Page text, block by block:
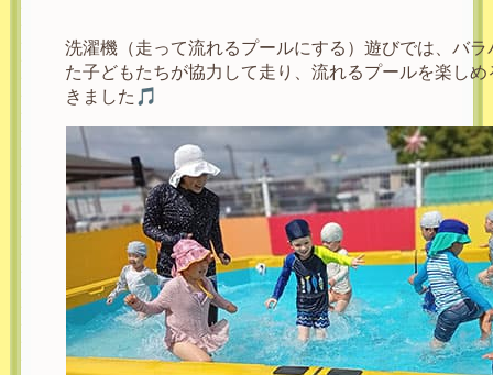
洗濯機（走って流れるプールにする）遊びでは、バ
た子どもたちが協力して走り、流れるプールを楽し
きました🎵